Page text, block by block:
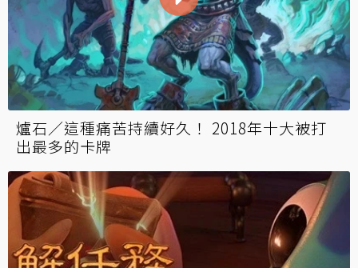
爐石／這種痛苦持續好久！ 2018年十大被打
出最多的卡牌